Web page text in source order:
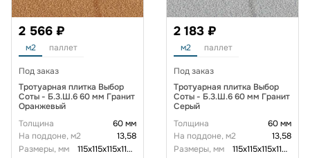
2 566 ₽
м2 паллет
Под заказ
Тротуарная плитка Выбор
Соты - Б.3.Ш.6 60 мм Гранит
Оранжевый
Толщина
60 мм
На поддоне, м2
13,58
Размеры, мм
115x115x115x115x115x115x60
2 183 ₽
м2 паллет
Под заказ
Тротуарная плитка Выбор
Соты - Б.3.Ш.6 60 мм Гранит
Серый
Толщина
60 мм
На поддоне, м2
13,58
Размеры, мм
115x115x115x115x115x115x60